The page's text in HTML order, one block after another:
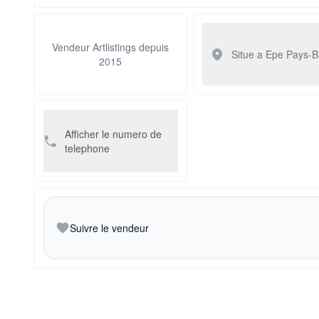
Vendeur Artlistings depuis
2015
Situe a Epe Pays-
Afficher le numero de
telephone
Suivre le vendeur